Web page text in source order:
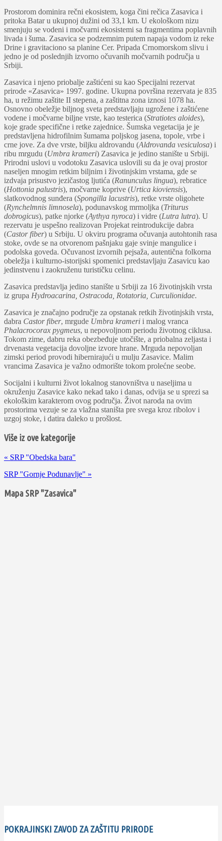
Prostorom dominira rečni ekosistem, koga čini rečica Zasavica i
pritoka Batar u ukupnoj dužini od 33,1 km. U ekološkom nizu
smenjuju se vodeni i močvarni ekosistemi sa fragmentima poplavnih
livada i šuma. Zasavica se podzemnim putem napaja vodom iz reke
Drine i gravitaciono sa planine Cer. Pripada Crnomorskom slivu i
jedno je od poslednjih izvorno očuvanih močvarnih područja u
Srbiji.
Zasavica i njeno priobalje zaštićeni su kao Specijalni rezervat
prirode «Zasavica» 1997. godine. Ukupna površina rezervata je 835
ha, u režimu zaštite II stepena, a zaštitna zona iznosi 1078 ha.
Osnovno obeležje biljnog sveta predstavljaju ugrožene i zaštićene
vodene i močvarne biljne vrste, kao testerica (Stratiotes aloides),
koje grade specifične i retke zajednice. Šumska vegetacija je je
predstavljena hidrofilnim šumama poljskog jasena, topole, vrbe i
crne jove. Za dve vrste, biljku aldrovandu (Aldrovanda vesiculosa) i
ribu mrgudu (Umbra krameri) Zasavica je jedino stanište u Srbiji.
Prirodni uslovi u vodotoku Zasavica uslovili su da je ovaj prostor
naseljen mnogim retkim biljnim i životinjskim vrstama, gde se
izdvaja prisustvo jezičastog ljutića (Ranunculus lingua), rebratice
(Hottonia palustris), močvarne koprive (Urtica kioviensis),
slatkovodnog sunđera (Spongilla lacustris), retke vrste oligohete
(Rynchelmnis limnosela), podunavskog mrmoljka (Triturus
dobrogicus), patke njorke (Aythya nyroca) i vidre (Lutra lutra). U
rezervatu je uspešno realizovan Projekat reintrodukcije dabra
(Castor fiber) u Srbiju. U okviru programa očuvanja autohtonih rasa
stoke, ovde se na otvorenom pašnjaku gaje svinje mangulice i
podolska goveda. Očuvanost izvornih pejsaža, autentična folkorna
obeležja i kulturno-istorijski spomenici predstavljaju Zasavicu kao
jedinstvenu i zaokruženu turističku celinu.
Zasavica predstavlja jedino stanište u Srbiji za 16 životinjskih vrsta
iz grupa Hydroacarina, Ostracoda, Rotatoria, Curculionidae.
Zasavica je značajno područje za opstanak retkih životinjskih vrsta,
dabra Castor fiber, mrgude Umbra krameri i malog vranca
Phalacrocorax pygmeus, u nepovoljnom periodu životnog ciklusa.
Tokom zime, dabru reka obezbeđuje utočište, a priobalna zeljasta i
drvenasta vegetacija dovoljne izvore hrane. Mrguda nepovoljan
zimski period provodi hibernirajući u mulju Zasavice. Malim
vrancima Zasavica je važno odmorište tokom prolećne seobe.
Socijalni i kulturni život lokalnog stanovništva u naseljima u
okruženju Zasavice kako nekad tako i danas, odvija se u sprezi sa
ekološkim karakterom ovog područja. Život naroda na ovim
prostorima vezuje se za vlažna staništa pre svega kroz ribolov i
uzgoj stoke, i datira daleko u prošlost.
Više iz ove kategorije
« SRP "Obedska bara"
SRP "Gornje Podunavlje" »
Mapa SRP "Zasavica"
POKRAJINSKI ZAVOD ZA ZAŠTITU PRIRODE